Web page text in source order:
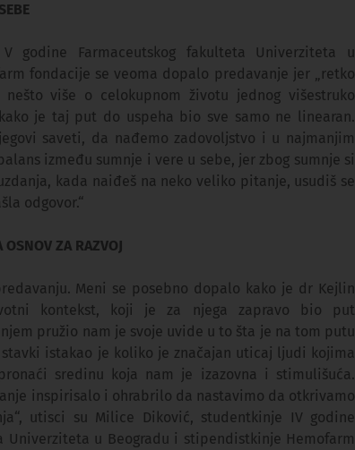
godine Farmaceutskog fakulteta Univerziteta u
fondacije se veoma dopalo predavanje jer „retko
više o celokupnom životu jednog višestruko
je taj put do uspeha bio sve samo ne linearan.
saveti, da nađemo zadovoljstvo i u najmanjim
između sumnje i vere u sebe, jer zbog sumnje si
kada naiđeš na neko veliko pitanje, usudiš se
odgovor.“
ZA RAZVOJ
Meni se posebno dopalo kako je dr Kejlin
kontekst, koji je za njega zapravo bio put
pružio nam je svoje uvide u to šta je na tom putu
istakao je koliko je značajan uticaj ljudi kojima
sredinu koja nam je izazovna i stimulišuća.
inspirisalo i ohrabrilo da nastavimo da otkrivamo
utisci su Milice Diković, studentkinje IV godine
Univerziteta u Beogradu i stipendistkinje Hemofarm